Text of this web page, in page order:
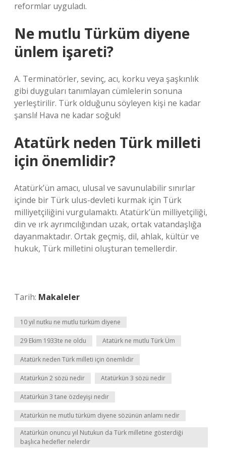
reformlar uyguladı.
Ne mutlu Türküm diyene
ünlem işareti?
A. Terminatörler, sevinç, acı, korku veya şaşkınlık
gibi duyguları tanımlayan cümlelerin sonuna
yerleştirilir. Türk olduğunu söyleyen kişi ne kadar
şanslı! Hava ne kadar soğuk!
Atatürk neden Türk milleti
için önemlidir?
Atatürk’ün amacı, ulusal ve savunulabilir sınırlar
içinde bir Türk ulus-devleti kurmak için Türk
milliyetçiliğini vurgulamaktı. Atatürk’ün milliyetçiliği,
din ve ırk ayrımcılığından uzak, ortak vatandaşlığa
dayanmaktadır. Ortak geçmiş, dil, ahlak, kültür ve
hukuk, Türk milletini oluşturan temellerdir.
Tarih: Makaleler
10 yıl nutku ne mutlu türküm diyene
29 Ekim 1933te ne oldu Atatürk ne mutlu Türk Üm
Atatürk neden Türk milleti için önemlidir
Atatürkün 2 sözü nedir Atatürkün 3 sözü nedir
Atatürkün 3 tane özdeyişi nedir
Atatürkün ne mutlu türküm diyene sözünün anlamı nedir
Atatürkün onuncu yıl Nutukun da Türk milletine gösterdiği
başlıca hedefler nelerdir